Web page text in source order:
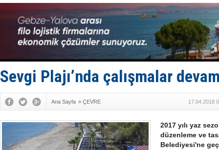
Dünyanın
Keşfedildi:
D-Marin,
Van’da
ASEAN ilk
İstanbul
Sevgi Plajı’nda çalışmalar
Ana Sayfa » ÇEVRE 17.04.2018
2017 yılı yaz
düzenleme ve
Belediyesi'ne